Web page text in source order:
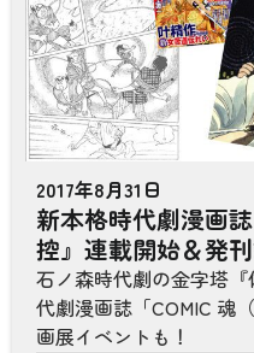
2017年8月31日
新本格時代劇漫画
控』連載開始＆発
石ノ森時代劇の金字塔
代劇漫画誌「COMIC 魂
画展イベントも！